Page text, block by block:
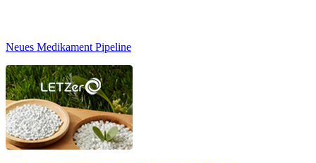
Neues Medikament Pipeline